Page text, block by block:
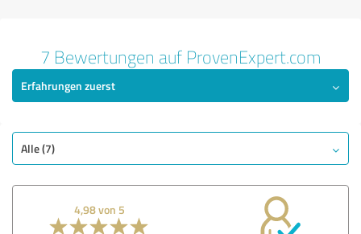
7 Bewertungen auf ProvenExpert.com
Erfahrungen zuerst
Alle (7)
4,98 von 5